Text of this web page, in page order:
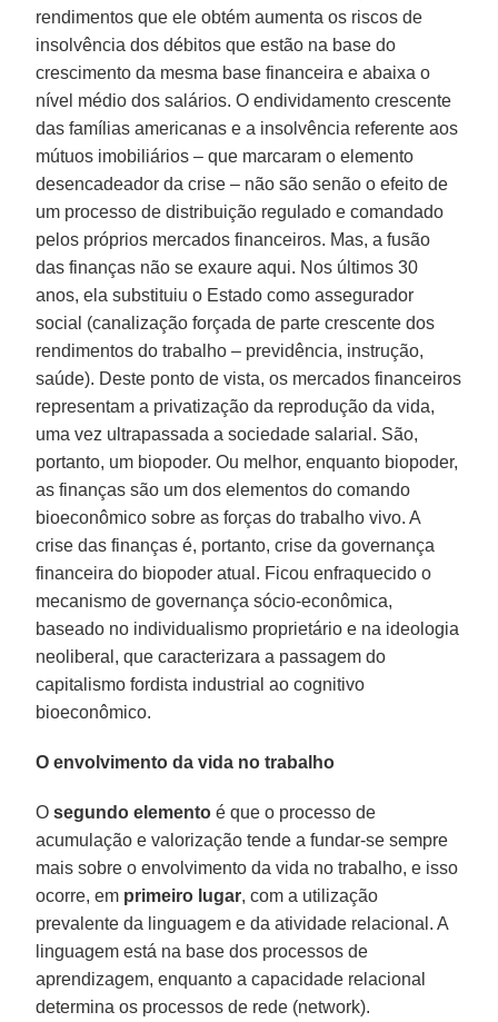
rendimentos que ele obtém aumenta os riscos de
insolvência dos débitos que estão na base do
crescimento da mesma base financeira e abaixa o
nível médio dos salários. O endividamento crescente
das famílias americanas e a insolvência referente aos
mútuos imobiliários – que marcaram o elemento
desencadeador da crise – não são senão o efeito de
um processo de distribuição regulado e comandado
pelos próprios mercados financeiros. Mas, a fusão
das finanças não se exaure aqui. Nos últimos 30
anos, ela substituiu o Estado como assegurador
social (canalização forçada de parte crescente dos
rendimentos do trabalho – previdência, instrução,
saúde). Deste ponto de vista, os mercados financeiros
representam a privatização da reprodução da vida,
uma vez ultrapassada a sociedade salarial. São,
portanto, um biopoder. Ou melhor, enquanto biopoder,
as finanças são um dos elementos do comando
bioeconômico sobre as forças do trabalho vivo. A
crise das finanças é, portanto, crise da governança
financeira do biopoder atual. Ficou enfraquecido o
mecanismo de governança sócio-econômica,
baseado no individualismo proprietário e na ideologia
neoliberal, que caracterizara a passagem do
capitalismo fordista industrial ao cognitivo
bioeconômico.
O envolvimento da vida no trabalho
Osegundo elemento é que o processo de
acumulação e valorização tende a fundar-se sempre
mais sobre o envolvimento da vida no trabalho, e isso
ocorre, em primeiro lugar, com a utilização
prevalente da linguagem e da atividade relacional. A
linguagem está na base dos processos de
aprendizagem, enquanto a capacidade relacional
determina os processos de rede (network).